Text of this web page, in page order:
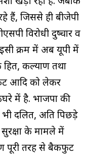
हैं, जिससे ही बीजेपी
विरोधी दुष्प्रचार व
क्रम में अब यूपी में
कल्याण तथा
आदि को लेकर
में है. भाजपा की
भी दलित, अति पिछड़े
के मामले में
पूरी तरह से बैकफुट